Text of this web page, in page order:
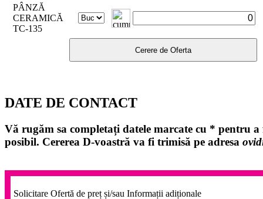
PÂNZĂ
CERAMICĂ
TC-135
DATE DE CONTACT
Vă rugăm sa completați datele marcate cu * pentru a
posibil. Cererea D-voastră va fi trimisă pe adresa
Solicitare Ofertă de preț și/sau Informații adiționale